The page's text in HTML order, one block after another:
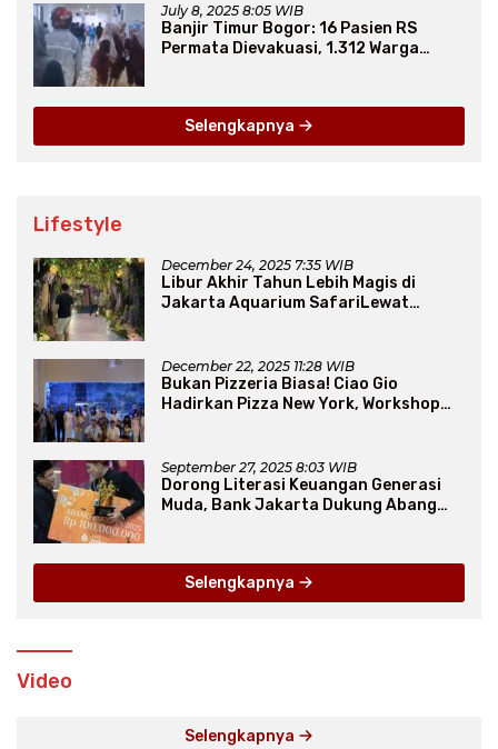
July 8, 2025 8:05 WIB
Banjir Timur Bogor: 16 Pasien RS
Permata Dievakuasi, 1.312 Warga
Selengkapnya
Lifestyle
December 24, 2025 7:35 WIB
Libur Akhir Tahun Lebih Magis di
Jakarta Aquarium SafariLewat
December 22, 2025 11:28 WIB
Bukan Pizzeria Biasa! Ciao Gio
Hadirkan Pizza New York, Workshop
September 27, 2025 8:03 WIB
Dorong Literasi Keuangan Generasi
Muda, Bank Jakarta Dukung Abang
Selengkapnya
Video
Selengkapnya